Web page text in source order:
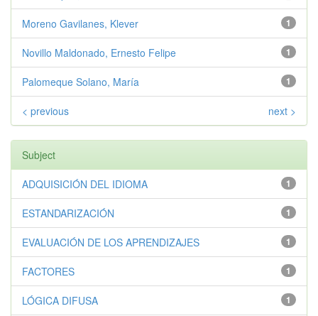
1
Moreno Gavilanes, Klever
1
Novillo Maldonado, Ernesto Felipe
1
Palomeque Solano, María
< previous next >
Subject
1
ADQUISICIÓN DEL IDIOMA
1
ESTANDARIZACIÓN
1
EVALUACIÓN DE LOS APRENDIZAJES
1
FACTORES
1
LÓGICA DIFUSA